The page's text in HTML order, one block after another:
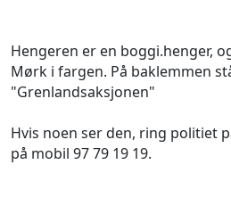
Hengeren er en boggi.henger,
Mørk i fargen. På baklemmen
"Grenlandsaksjonen"
Hvis noen ser den, ring politiet
på mobil 97 79 19 19.